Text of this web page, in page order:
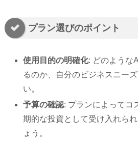
プラン選びのポイント
使用目的の明確化: どのような
るのか、自分のビジネスニー
い。
予算の確認: プランによってコ
期的な投資として受け入れら
ょう。